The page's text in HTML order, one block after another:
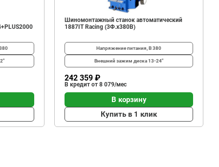
Шиномонтажный станок автоматический
1887IT Racing (3Ф.х380В)
Напряжение питания, В380
Внешний зажим диска13-24"
242 359 ₽
В кредит от 8 079/мес
В корзину
Купить в 1 клик